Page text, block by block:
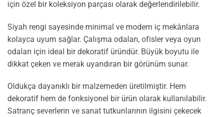
için özel bir koleksiyon parçası olarak değerlendirilebilir.
Siyah rengi sayesinde minimal ve modern iç mekânlara
kolayca uyum sağlar. Çalışma odaları, ofisler veya oyun
odaları için ideal bir dekoratif üründür. Büyük boyutu ile
dikkat çeken ve merak uyandıran bir görünüm sunar.
Oldukça dayanıklı bir malzemeden üretilmiştir. Hem
dekoratif hem de fonksiyonel bir ürün olarak kullanılabilir.
Satranç severlerin ve sanat tutkunlarının ilgisini çekecek